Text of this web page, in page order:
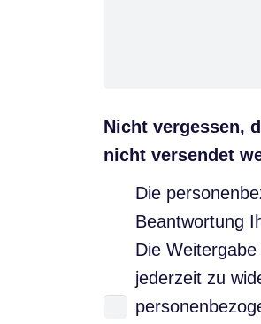
Nicht vergessen,
nicht versendet
Die
Beantwortung
Die
jederzeit zu